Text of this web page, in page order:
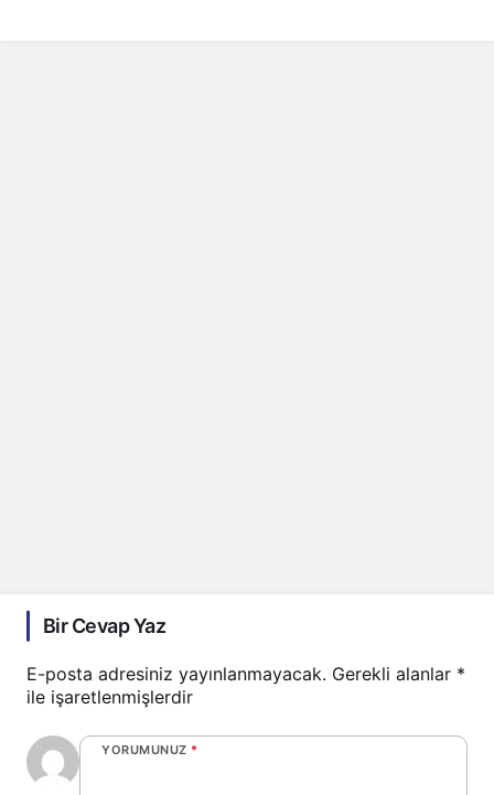
Bir Cevap Yaz
E-posta adresiniz yayınlanmayacak. Gerekli alanlar *
ile işaretlenmişlerdir
YORUMUNUZ *